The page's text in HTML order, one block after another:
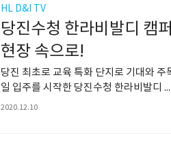
HL D&I TV
당진수청 한라비발디 캠
현장 속으로!
당진 최초로 교육 특화 단지로 기대와
일 입주를 시작한 당진수청 한라비발디 ...
2020.12.10